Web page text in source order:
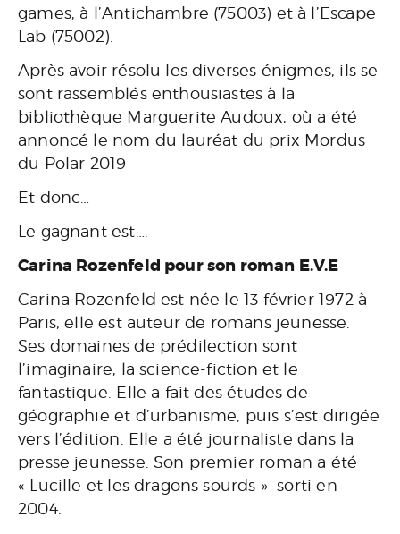
games, à l’Antichambre (75003) et à l’Escape
Lab (75002).
Après avoir résolu les diverses énigmes, ils se
sont rassemblés enthousiastes à la
bibliothèque Marguerite Audoux, où a été
annoncé le nom du lauréat du prix Mordus
du Polar 2019
Et donc…
Le gagnant est….
Carina Rozenfeld pour son roman E.V.E
Carina Rozenfeld est née le 13 février 1972 à
Paris, elle est auteur de romans jeunesse.
Ses domaines de prédilection sont
l’imaginaire, la science-fiction et le
fantastique. Elle a fait des études de
géographie et d’urbanisme, puis s’est dirigée
vers l’édition. Elle a été journaliste dans la
presse jeunesse. Son premier roman a été
« Lucille et les dragons sourds » sorti en
2004.